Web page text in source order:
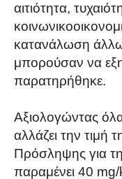
αιτιότητα,
κατανάλωση
μπορούσαν να
παρατηρήθηκε.
Αξιολογώντας
αλλάζει την τιμή
Πρόσληψης για
παραμένει 40